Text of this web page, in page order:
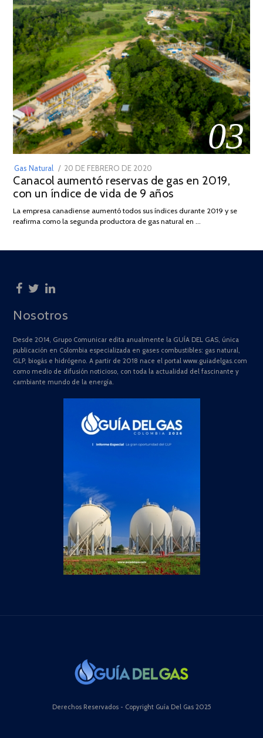
03
Gas Natural
POSTED
ON
20 DE FEBRERO DE 2020
DE
JULIO
2025
Canacol aumentó reservas de gas en 2019,
con un índice de vida de 9 años
La empresa canadiense aumentó todos sus índices durante 2019 y se
reafirma como la segunda productora de gas natural en …
Nosotros
Desde 2014, Grupo Comunicar edita anualmente la GUÍA DEL GAS, única
publicación en Colombia especializada en gases combustibles: gas natural,
GLP, biogás e hidrógeno. A partir de 2018 nace el portal www.guiadelgas.com
como medio de difusión noticioso, con toda la actualidad del fascinante y
cambiante mundo de la energía.
Derechos Reservados - Copyright Guía Del Gas 2025